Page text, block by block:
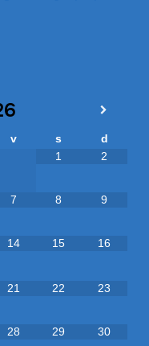
v s
d
1
2
7 8 9
14 15 16
21 22 23
28 29 30